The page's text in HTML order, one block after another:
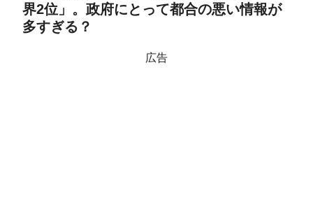
界2位」。政府にとって都合の悪い情報が
多すぎる？
広告